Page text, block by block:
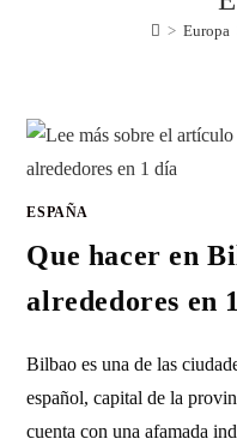
> Europa
ESPAÑA
Que hacer en
alrededores en
Bilbao es una de las
español, capital de la
cuenta con una afamada